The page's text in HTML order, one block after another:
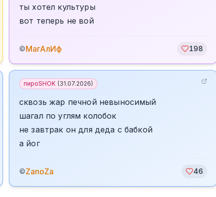
ты хотел культуры
вот теперь не вой
©МагАлИф 198
пироSHOK (31.07.2026)
сквозь жар печной невыносимый
шагал по углям колобок
не завтрак он для деда с бабкой
а йог
©ZanoZa 46